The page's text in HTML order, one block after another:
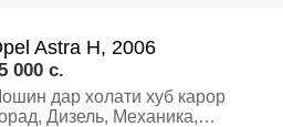
Astra H, 2006
000 c.
дар холати хуб карор
Дизель, Механика,